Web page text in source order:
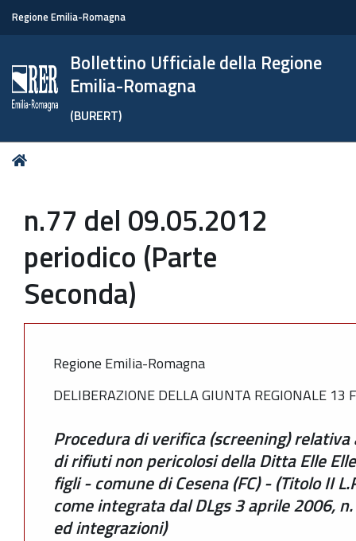
Regione Emilia-Romagna
Bollettino Ufficiale della Regione
Emilia-Romagna
(BURERT)
Tu
n.77 del 09.05.2012
periodico (Parte
Seconda)
Regione Emilia-Romagna
DELIBERAZIONE DELLA GIUNTA REGIONALE 13
Procedura di verifica (screening)
di rifiuti non pericolosi della Ditta Elle
figli - comune di Cesena (FC) - (Titolo II
come integrata dal DLgs 3 aprile 2006,
ed integrazioni)